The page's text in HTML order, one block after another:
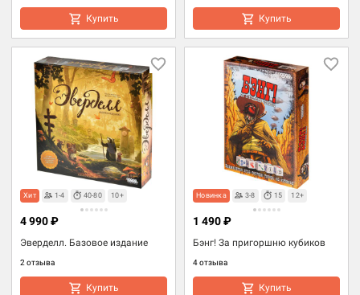
Купить Купить
Хит 1-4 40-80 10+
Эверделл. Базовое издание
2 отзыва
4 990 ₽
Купить
Новинка 3-8 15 12+
Бэнг! За пригоршню кубиков
4 отзыва
1 490 ₽
Купить